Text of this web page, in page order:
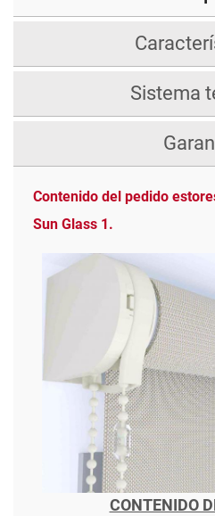
Sistema
Contenido del pedido
Sun Glass 1.
CONTENIDO